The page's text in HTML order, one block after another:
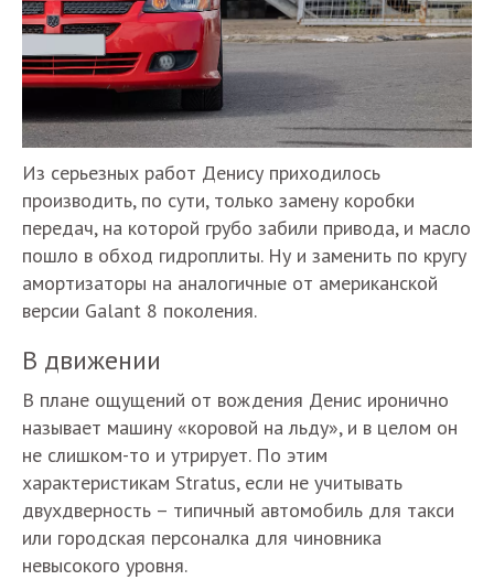
Из серьезных работ Денису приходилось
производить, по сути, только замену коробки
передач, на которой грубо забили привода, и масло
пошло в обход гидроплиты. Ну и заменить по кругу
амортизаторы на аналогичные от американской
версии Galant 8 поколения.
В движении
В плане ощущений от вождения Денис иронично
называет машину «коровой на льду», и в целом он
не слишком-то и утрирует. По этим
характеристикам Stratus, если не учитывать
двухдверность – типичный автомобиль для такси
или городская персоналка для чиновника
невысокого уровня.